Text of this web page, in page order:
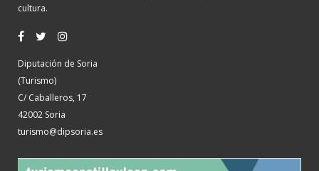
cultura.
Diputación de Soria
(Turismo)
C/ Caballeros, 17
42002 Soria
turismo@dipsoria.es